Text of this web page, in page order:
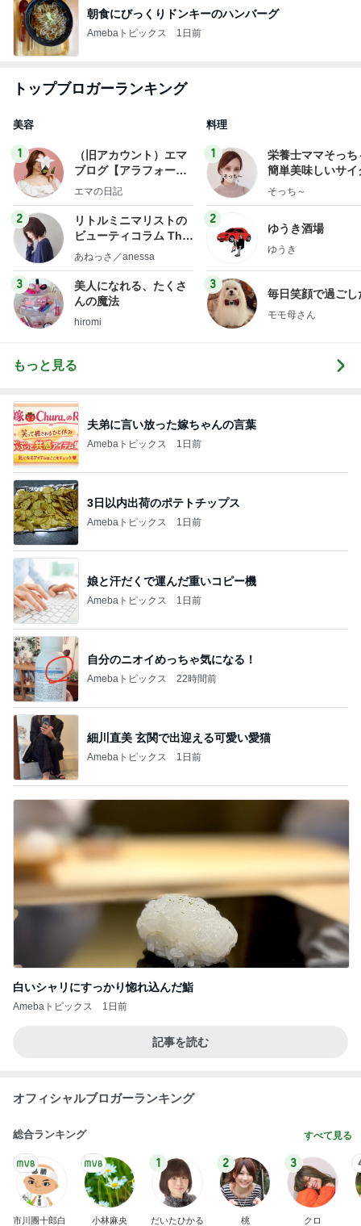
朝食にびっくりドンキーのハンバーグ
Amebaトピックス 1日前
トップブロガーランキング
美容
1
（旧アカウント）エマ
ブログ【アラフォー会
社売却セカンドライ
エマの日記
2
リトルミニマリストの
ビューティコラム The
little minimalist's bea
あねっさ／anessa
3
美人になれる、たくさ
んの魔法
hiromi
料理
1
栄養士ママそっち
簡単美味しいサイ
献立
そっち～
2
ゆうき酒場
ゆうき
3
毎日笑顔で過ごし
モモ母さん
もっと見る
夫弟に言い放った嫁ちゃんの言葉
Amebaトピックス 1日前
3日以内出荷のポテトチップス
Amebaトピックス 1日前
娘と汗だくで運んだ重いコピー機
Amebaトピックス 1日前
自分のニオイめっちゃ気になる！
Amebaトピックス 22時間前
細川直美 玄関で出迎える可愛い愛猫
Amebaトピックス 1日前
白いシャリにすっかり惚れ込んだ鮨
Amebaトピックス 1日前
記事を読む
オフィシャルブロガーランキング
総合ランキング すべて見る
市川團十郎白
小林麻央
1
だいたひかる
2
桃
3
クロ